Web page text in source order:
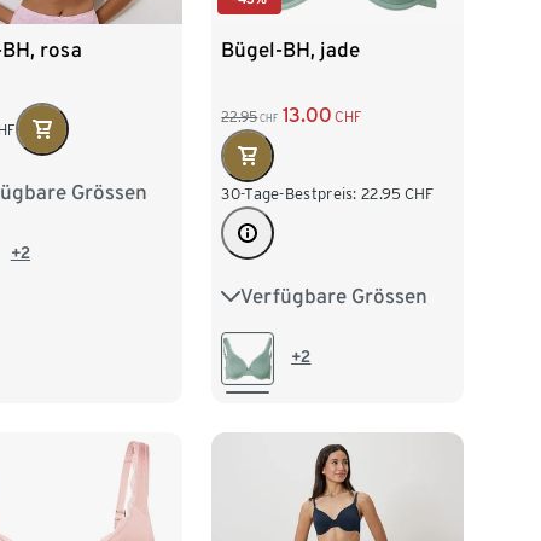
rosa
Grössen
80B 80C
85B
+2
Bügel-BH, jade
22.95 CHF 13.00 CHF
30-Tage-Bestpreis: 22.95 CHF
Verfügbare Grössen
75B 80B 80C
80D 85B
+2